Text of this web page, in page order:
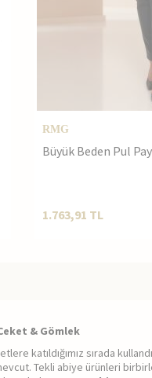
RMG
Büyük Beden Pul
1.763,91 TL
& Gömlek
katıldığımız sırada
Tekli abiye ürünleri